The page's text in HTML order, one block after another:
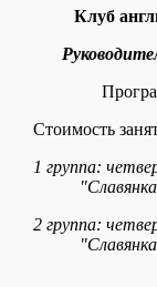
Клуб
Стоимость
1 группа:
2 группа: